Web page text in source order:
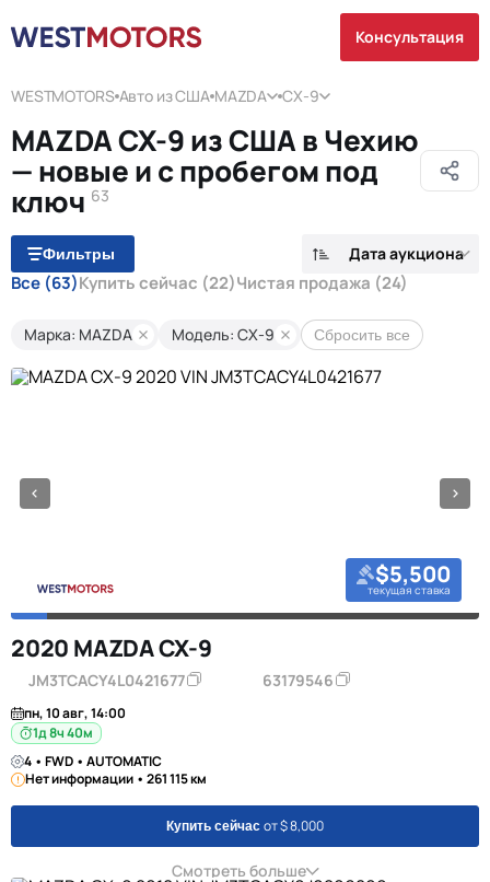
Консультация
WESTMOTORS Авто из США MAZDA CX-9
MAZDA CX-9 из США в Чехию
— новые и с пробегом под
ключ 63
Фильтры Дата аукциона
Все (63)Купить сейчас (22)Чистая продажа (24)
Марка: MAZDA Модель: CX-9 Сбросить все
$5,500
текущая ставка
2020 MAZDA CX-9
JM3TCACY4L0421677 63179546
пн, 10 авг, 14:00
1д 8ч 40м
4 • FWD • AUTOMATIC
Нет информации • 261 115 км
Купить сейчас от $ 8,000
Смотреть больше